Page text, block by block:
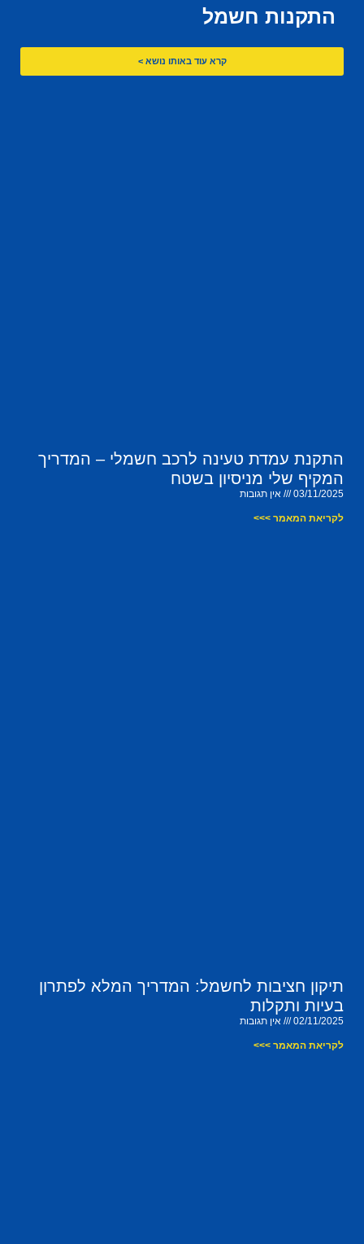
התקנות חשמל
קרא עוד באותו נושא >
התקנת עמדת טעינה לרכב חשמלי – המדריך
המקיף שלי מניסיון בשטח
03/11/2025 אין תגובות
לקריאת המאמר >>>
תיקון חציבות לחשמל: המדריך המלא לפתרון
בעיות ותקלות
02/11/2025 אין תגובות
לקריאת המאמר >>>